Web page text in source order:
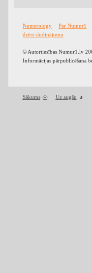
Numerology Par Numur1
dzēst sludinājumu
© Autortiesības Numur1.lv
Informācijas pārpublicēšana
Sākums Uz augšu